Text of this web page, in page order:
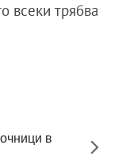
всеки трябва
в